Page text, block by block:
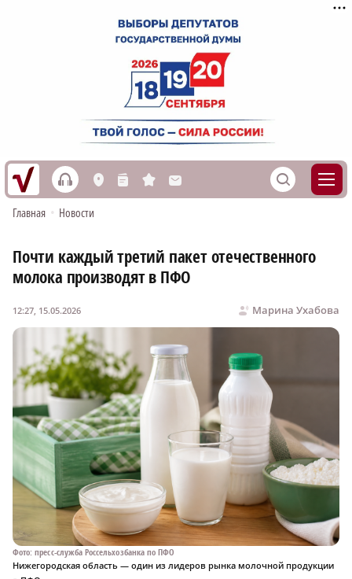
h L n s M S
Главная • Новости
Почти каждый третий пакет отечественного
молока производят в ПФО
Марина Ухабова
12:27, 15.05.2026
Фото: пресс-служба Россельхозбанка по ПФО
Нижегородская область — один из лидеров рынка молочной продукции